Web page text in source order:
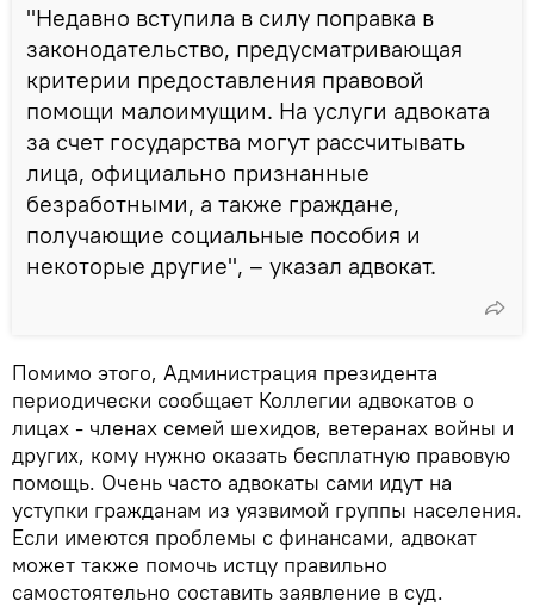
"Недавно вступила в силу поправка в
законодательство, предусматривающая
критерии предоставления правовой
помощи малоимущим. На услуги адвоката
за счет государства могут рассчитывать
лица, официально признанные
безработными, а также граждане,
получающие социальные пособия и
некоторые другие", – указал адвокат.
Помимо этого, Администрация президента
периодически сообщает Коллегии адвокатов о
лицах - членах семей шехидов, ветеранах войны и
других, кому нужно оказать бесплатную правовую
помощь. Очень часто адвокаты сами идут на
уступки гражданам из уязвимой группы населения.
Если имеются проблемы с финансами, адвокат
может также помочь истцу правильно
самостоятельно составить заявление в суд.